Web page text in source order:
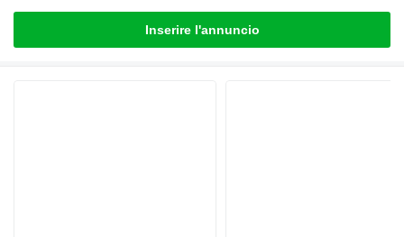
Inserire l'annuncio